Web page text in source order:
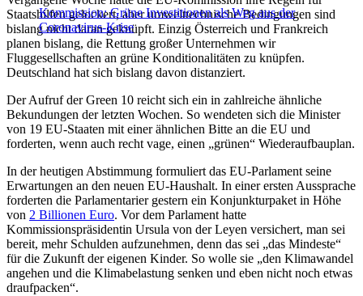
Kommission: Grüne Investitionen als Weg aus der
Coronavirus-Krise
Staatshilfen gelockert, aber umwelttechnische Bedingungen sind
bislang nicht daran geknüpft. Einzig Österreich und Frankreich
planen bislang, die Rettung großer Unternehmen wir
Fluggesellschaften an grüne Konditionalitäten zu knüpfen.
Deutschland hat sich bislang davon distanziert.
Der Aufruf der Green 10 reicht sich ein in zahlreiche ähnliche
Bekundungen der letzten Wochen. So wendeten sich die Minister
von 19 EU-Staaten mit einer ähnlichen Bitte an die EU und
forderten, wenn auch recht vage, einen „grünen“ Wiederaufbauplan.
In der heutigen Abstimmung formuliert das EU-Parlament seine
Erwartungen an den neuen EU-Haushalt. In einer ersten Aussprache
forderten die Parlamentarier gestern ein Konjunkturpaket in Höhe
von 2 Billionen Euro. Vor dem Parlament hatte
Kommissionspräsidentin Ursula von der Leyen versichert, man sei
bereit, mehr Schulden aufzunehmen, denn das sei „das Mindeste“
für die Zukunft der eigenen Kinder. So wolle sie „den Klimawandel
angehen und die Klimabelastung senken und eben nicht noch etwas
draufpacken“.